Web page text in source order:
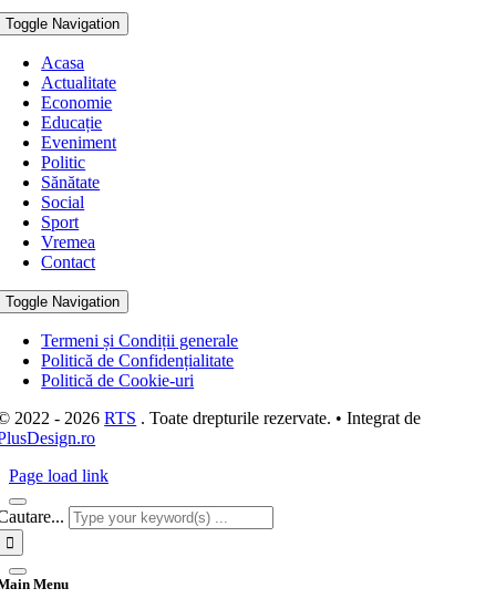
Toggle Navigation
Acasa
Actualitate
Economie
Educație
Eveniment
Politic
Sănătate
Social
Sport
Vremea
Contact
Toggle Navigation
Termeni și Condiții generale
Politică de Confidențialitate
Politică de Cookie-uri
2022 - 2026RTS . Toate drepturile rezervate. • Integrat de
Page load link
Menu